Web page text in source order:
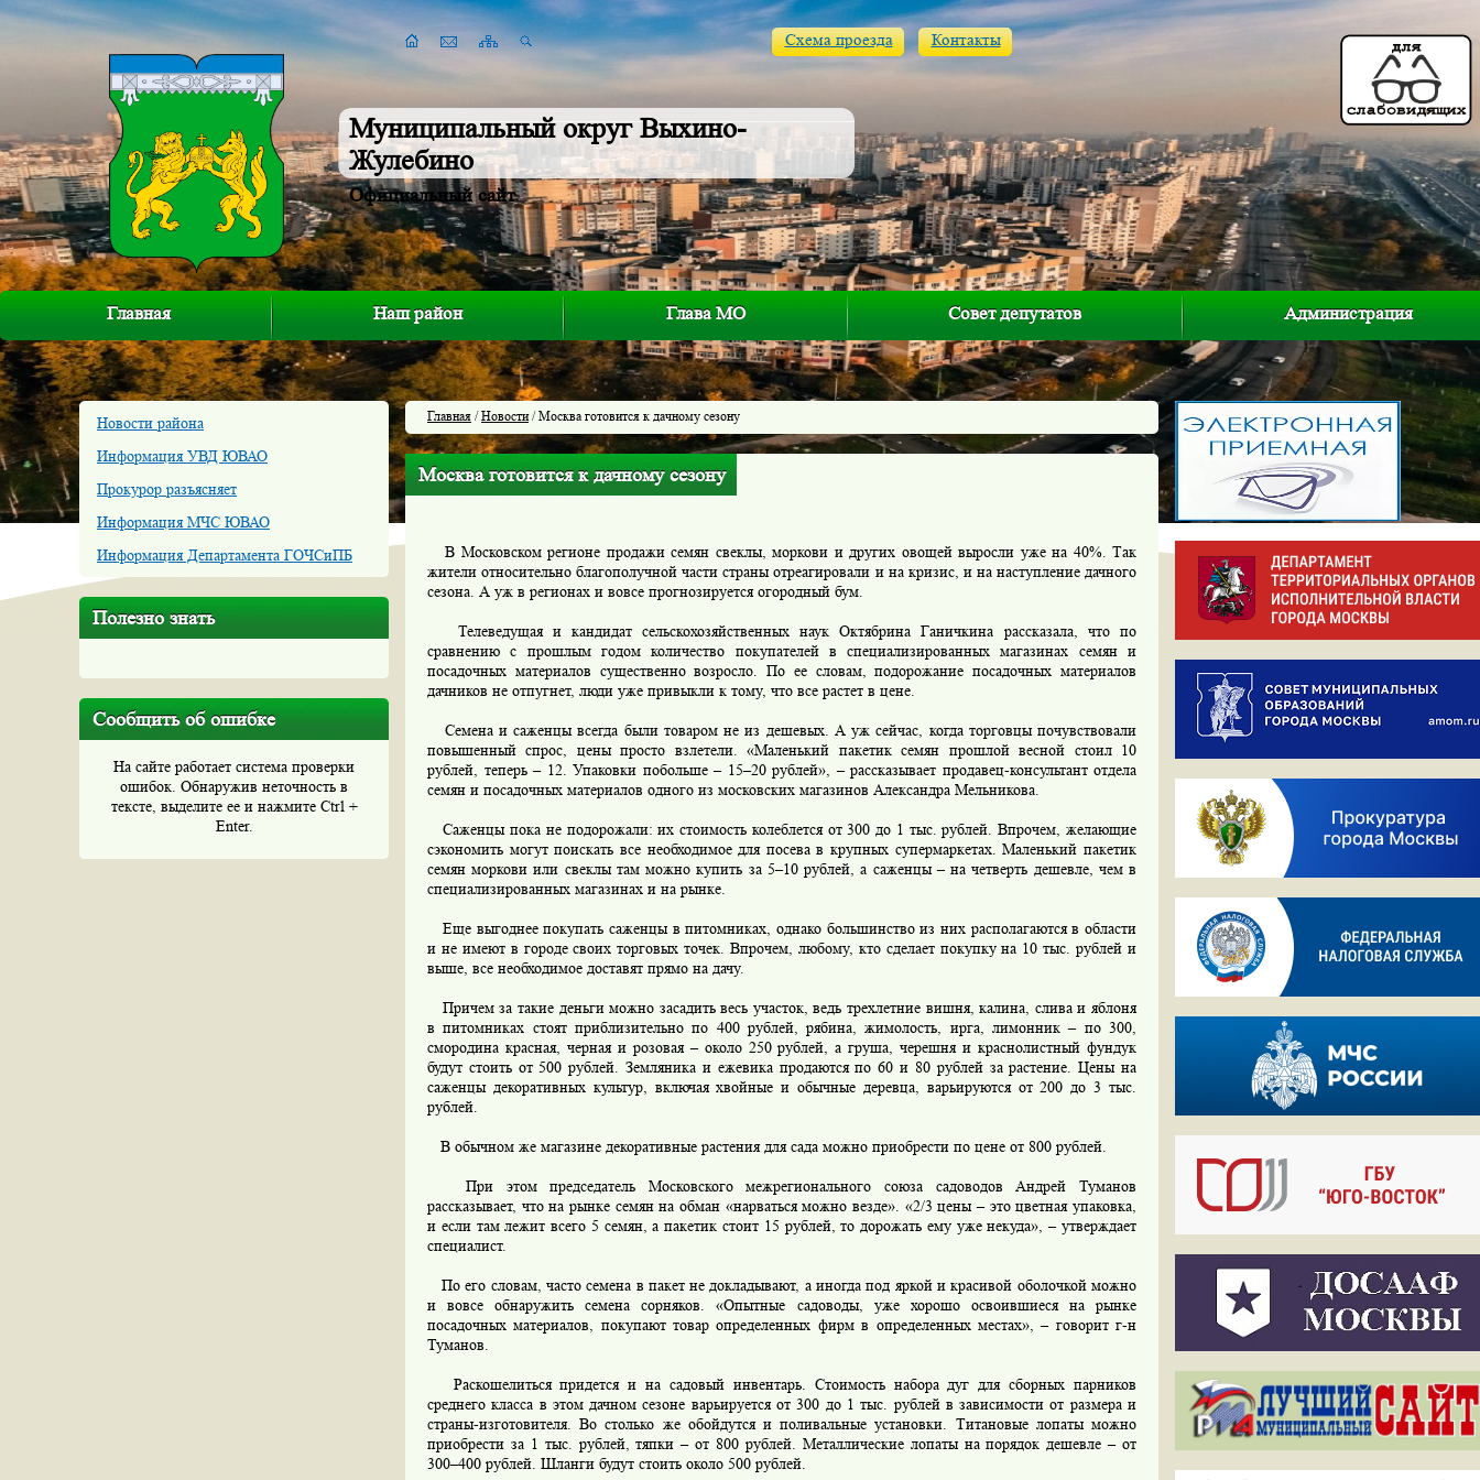
Муниципальный округ Выхино-
Жулебино
Официальный сайт
Схема проезда Контакты
Главная Наш район Глава МО Совет депутатов Администрация
Новости района
Информация УВД ЮВАО
Прокурор разъясняет
Информация МЧС ЮВАО
Информация Департамента ГОЧСиПБ
Полезно знать
Сообщить об ошибке
На сайте работает система проверки
ошибок. Обнаружив неточность в
тексте, выделите ее и нажмите Ctrl +
Enter.
Главная /Новости/ Москва готовится к дачному сезону
Москва готовится к дачному сезону
В Московском регионе продажи семян свеклы, моркови и других овощей выросли уже на 40%. Так
жители относительно благополучной части страны отреагировали и на кризис, и на наступление дачного
сезона. А уж в регионах и вовсе прогнозируется огородный бум.
Телеведущая и кандидат сельскохозяйственных наук Октябрина Ганичкина рассказала, что по
сравнению с прошлым годом количество покупателей в специализированных магазинах семян и
посадочных материалов существенно возросло. По ее словам, подорожание посадочных материалов
дачников не отпугнет, люди уже привыкли к тому, что все растет в цене.
Семена и саженцы всегда были товаром не из дешевых. А уж сейчас, когда торговцы почувствовали
повышенный спрос, цены просто взлетели. «Маленький пакетик семян прошлой весной стоил 10
рублей, теперь – 12. Упаковки побольше – 15–20 рублей», – рассказывает продавец-консультант отдела
семян и посадочных материалов одного из московских магазинов Александра Мельникова.
Саженцы пока не подорожали: их стоимость колеблется от 300 до 1 тыс. рублей. Впрочем, желающие
сэкономить могут поискать все необходимое для посева в крупных супермаркетах. Маленький пакетик
семян моркови или свеклы там можно купить за 5–10 рублей, а саженцы – на четверть дешевле, чем в
специализированных магазинах и на рынке.
Еще выгоднее покупать саженцы в питомниках, однако большинство из них располагаются в области
и не имеют в городе своих торговых точек. Впрочем, любому, кто сделает покупку на 10 тыс. рублей и
выше, все необходимое доставят прямо на дачу.
Причем за такие деньги можно засадить весь участок, ведь трехлетние вишня, калина, слива и яблоня
в питомниках стоят приблизительно по 400 рублей, рябина, жимолость, ирга, лимонник – по 300,
смородина красная, черная и розовая – около 250 рублей, а груша, черешня и краснолистный фундук
будут стоить от 500 рублей. Земляника и ежевика продаются по 60 и 80 рублей за растение. Цены на
саженцы декоративных культур, включая хвойные и обычные деревца, варьируются от 200 до 3 тыс.
рублей.
В обычном же магазине декоративные растения для сада можно приобрести по цене от 800 рублей.
При этом председатель Московского межрегионального союза садоводов Андрей Туманов
рассказывает, что на рынке семян на обман «нарваться можно везде». «2/3 цены – это цветная упаковка,
и если там лежит всего 5 семян, а пакетик стоит 15 рублей, то дорожать ему уже некуда», – утверждает
специалист.
По его словам, часто семена в пакет не докладывают, а иногда под яркой и красивой оболочкой можно
и вовсе обнаружить семена сорняков. «Опытные садоводы, уже хорошо освоившиеся на рынке
посадочных материалов, покупают товар определенных фирм в определенных местах», – говорит г-н
Туманов.
Раскошелиться придется и на садовый инвентарь. Стоимость набора дуг для сборных парников
среднего класса в этом дачном сезоне варьируется от 300 до 1 тыс. рублей в зависимости от размера и
страны-изготовителя. Во столько же обойдутся и поливальные установки. Титановые лопаты можно
приобрести за 1 тыс. рублей, тяпки – от 800 рублей. Металлические лопаты на порядок дешевле – от
300–400 рублей. Шланги будут стоить около 500 рублей.